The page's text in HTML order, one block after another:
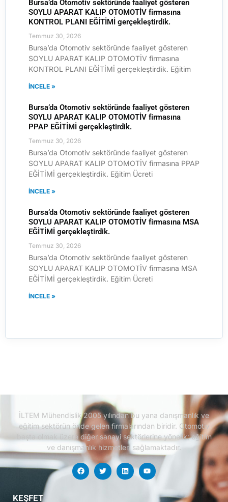
Bursa’da Otomotiv sektöründe faaliyet gösteren
SOYLU APARAT KALIP OTOMOTİV firmasına
KONTROL PLANI EĞİTİMİ gerçekleştirdik.
Temmuz 30, 2026
Bursa’da Otomotiv sektöründe faaliyet gösteren
SOYLU APARAT KALIP OTOMOTİV firmasına
KONTROL PLANI EĞİTİMİ gerçekleştirdik. Eğitim
İNCELE »
Bursa’da Otomotiv sektöründe faaliyet gösteren
SOYLU APARAT KALIP OTOMOTİV firmasına
PPAP EĞİTİMİ gerçekleştirdik.
Temmuz 30, 2026
Bursa’da Otomotiv sektöründe faaliyet gösteren
SOYLU APARAT KALIP OTOMOTİV firmasına PPAP
EĞİTİMİ gerçekleştirdik. Eğitim Ücreti
İNCELE »
Bursa’da Otomotiv sektöründe faaliyet gösteren
SOYLU APARAT KALIP OTOMOTİV firmasına MSA
EĞİTİMİ gerçekleştirdik.
Temmuz 30, 2026
Bursa’da Otomotiv sektöründe faaliyet gösteren
SOYLU APARAT KALIP OTOMOTİV firmasına MSA
EĞİTİMİ gerçekleştirdik. Eğitim Ücreti
İNCELE »
İLTEM Mühendislik 2005 yılından bu yana danışmanlık ve
eğitim sektörün önde gelen firmalarından biridir. Otomotiv
başta olmak üzere diğer sanayi sektörlerine yönelik; eğitim
ve danışmanlık hizmetleri sağlamaktadır.
KEŞFET